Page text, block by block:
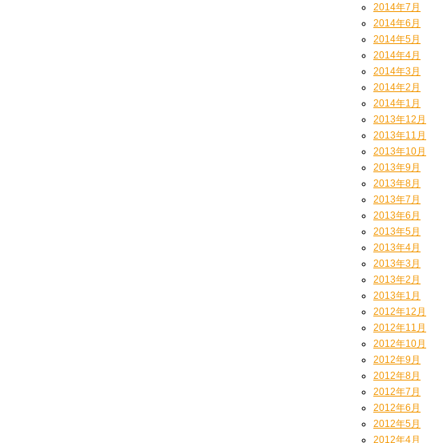
2014年7月
2014年6月
2014年5月
2014年4月
2014年3月
2014年2月
2014年1月
2013年12月
2013年11月
2013年10月
2013年9月
2013年8月
2013年7月
2013年6月
2013年5月
2013年4月
2013年3月
2013年2月
2013年1月
2012年12月
2012年11月
2012年10月
2012年9月
2012年8月
2012年7月
2012年6月
2012年5月
2012年4月